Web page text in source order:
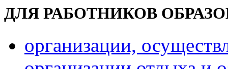
ДЛЯ РАБОТНИКОВ
организации,